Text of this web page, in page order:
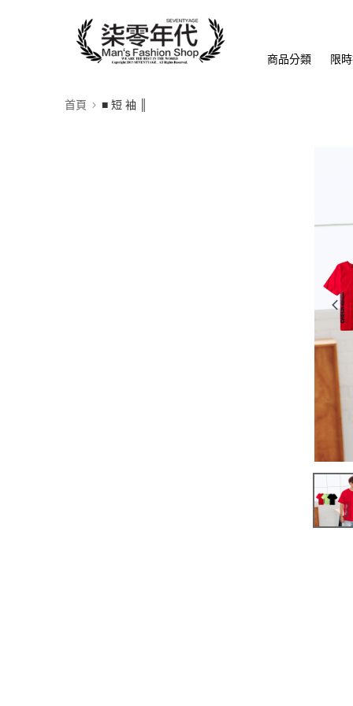
商品分類 限
首頁 ■ 短 袖 ║